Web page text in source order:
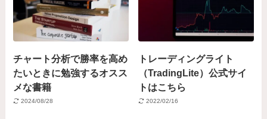
チャート分析で勝率を高め
たいときに勉強するオスス
メな書籍
2024/08/28
トレーディングライト
（TradingLite）公式サイ
トはこちら
2022/02/16